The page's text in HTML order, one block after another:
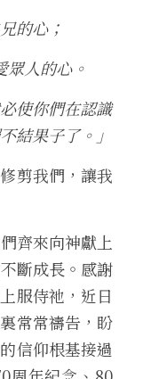
的心；
眾人的心。
使你們在認識
結果子了。」
剪我們，讓我
齊來向神獻上
斷成長。感謝
服侍祂，近日
常常禱告，盼
信仰根基接過